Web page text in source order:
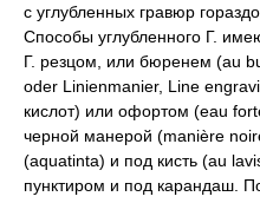
с углубленных гравюр
Способы углубленного Г.
Г. резцом, или бюренем (au
oder Linienmanier, Line
кислот) или офортом (eau
черной манерой (manière
(aquatinta) и под кисть (au
пунктиром и под карандаш.